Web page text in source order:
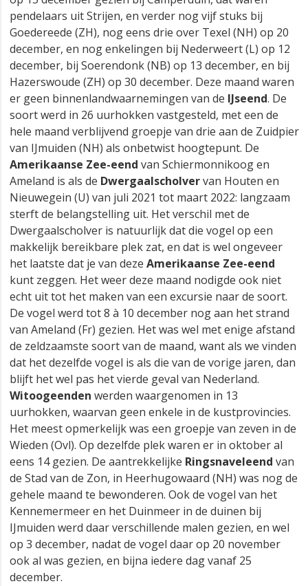
pendelaars uit Strijen, en verder nog vijf stuks bij
Goedereede (ZH), nog eens drie over Texel (NH) op 20
december, en nog enkelingen bij Nederweert (L) op 12
december, bij Soerendonk (NB) op 13 december, en bij
Hazerswoude (ZH) op 30 december. Deze maand waren
er geen binnenlandwaarnemingen van de IJseend. De
soort werd in 26 uurhokken vastgesteld, met een de
hele maand verblijvend groepje van drie aan de Zuidpier
van IJmuiden (NH) als onbetwist hoogtepunt. De
Amerikaanse Zee-eend van Schiermonnikoog en
Ameland is als de Dwergaalscholvervan Houten en
Nieuwegein (U) van juli 2021 tot maart 2022: langzaam
sterft de belangstelling uit. Het verschil met de
Dwergaalscholver is natuurlijk dat die vogel op een
makkelijk bereikbare plek zat, en dat is wel ongeveer
het laatste dat je van deze Amerikaanse Zee-eend
kunt zeggen. Het weer deze maand nodigde ook niet
echt uit tot het maken van een excursie naar de soort.
De vogel werd tot 8 à 10 december nog aan het strand
van Ameland (Fr) gezien. Het was wel met enige afstand
de zeldzaamste soort van de maand, want als we vinden
dat het dezelfde vogel is als die van de vorige jaren, dan
blijft het wel pas het vierde geval van Nederland.
Witoogeenden werden waargenomen in 13
uurhokken, waarvan geen enkele in de kustprovincies.
Het meest opmerkelijk was een groepje van zeven in de
Wieden (Ovl). Op dezelfde plek waren er in oktober al
eens 14 gezien. De aantrekkelijke Ringsnaveleend van
de Stad van de Zon, in Heerhugowaard (NH) was nog de
gehele maand te bewonderen. Ook de vogel van het
Kennemermeer en het Duinmeer in de duinen bij
IJmuiden werd daar verschillende malen gezien, en wel
op 3 december, nadat de vogel daar op 20 november
ook al was gezien, en bijna iedere dag vanaf 25
december.